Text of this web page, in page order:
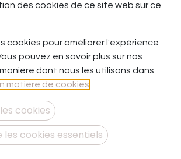
L
de l’inconfort.
peurs et ses limites permettait de
de confort pour œuvrer à quelque
et de plus grand ?
925, chaîne en argent 925 rhodiée.
des cookies de ce site web sur ce
cookies pour améliorer l'expérience
pouvez en savoir plus sur nos
dont nous les utilisons dans
matière de cookies
cookies
les cookies essentiels